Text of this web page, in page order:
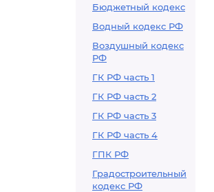
Бюджетный кодекс
Водный кодекс РФ
Воздушный кодекс
РФ
ГК РФ часть 1
ГК РФ часть 2
ГК РФ часть 3
ГК РФ часть 4
ГПК РФ
Градостроительный
кодекс РФ